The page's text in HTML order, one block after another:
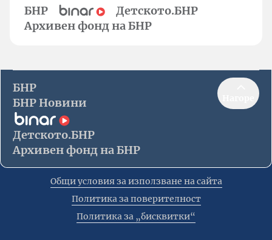
БНР
Детското.БНР
Архивен фонд на БНР
БНР
БНР Новини
Детското.БНР
Архивен фонд на БНР
Общи условия за използване на сайта
Политика за поверителност
Политика за „бисквитки“